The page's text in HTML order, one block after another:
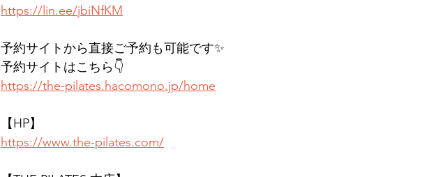
https://lin.ee/jbiNfKM
予約サイトから直接ご予約も可能です✨
予約サイトはこちら👇
https://the-pilates.hacomono.jp/home
【HP】
https://www.the-pilates.com/